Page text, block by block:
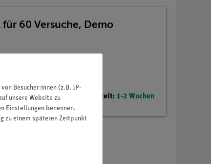
60 Versuche, Demo
Lieferzeit: 1-2 Wochen
Besucher:innen (z.B. IP-
unsere Website zu
Einstellungen benennen.
zu einem späteren Zeitpunkt